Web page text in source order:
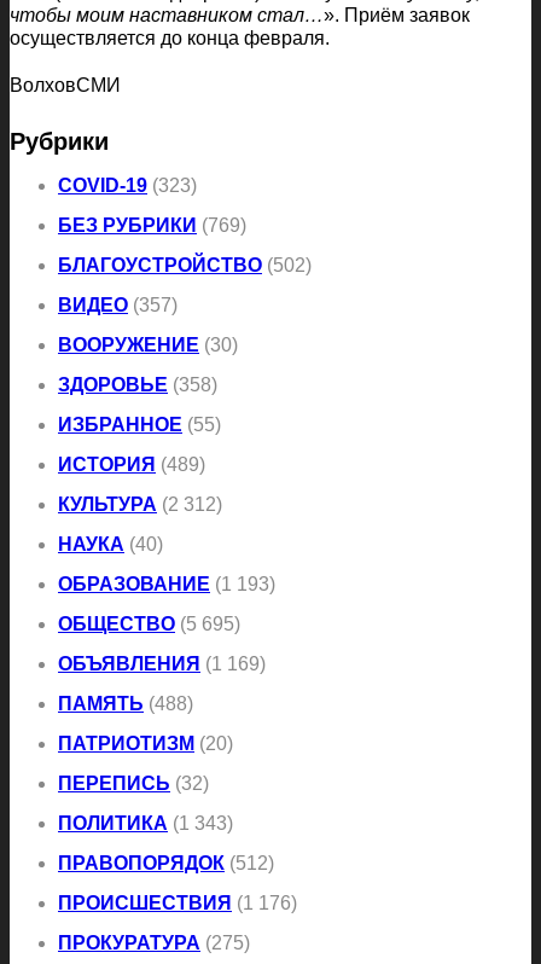
чтобы моим наставником стал…». Приём заявок
осуществляется до конца февраля.
ВолховСМИ
Рубрики
COVID-19 (323)
БЕЗ РУБРИКИ (769)
БЛАГОУСТРОЙСТВО (502)
ВИДЕО (357)
ВООРУЖЕНИЕ (30)
ЗДОРОВЬЕ (358)
ИЗБРАННОЕ (55)
ИСТОРИЯ (489)
КУЛЬТУРА (2 312)
НАУКА (40)
ОБРАЗОВАНИЕ (1 193)
ОБЩЕСТВО (5 695)
ОБЪЯВЛЕНИЯ (1 169)
ПАМЯТЬ (488)
ПАТРИОТИЗМ (20)
ПЕРЕПИСЬ (32)
ПОЛИТИКА (1 343)
ПРАВОПОРЯДОК (512)
ПРОИСШЕСТВИЯ (1 176)
ПРОКУРАТУРА (275)